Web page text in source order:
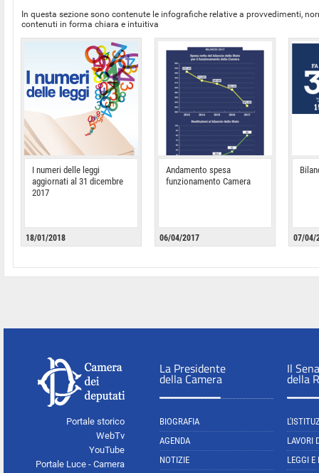
In questa sezione sono contenute le infografiche relative a provvedimenti,
contenuti in forma chiara e intuitiva
I numeri delle leggi
aggiornati al 31 dicembre
2017
18/01/2018
Andamento spesa
funzionamento Camera
06/04/2017 07/04/
Portale storico
WebTv
YouTube
Portale Luce - Camera
La Presidente
della Camera
BIOGRAFIA
AGENDA
NOTIZIE
Il
della
LAVORI
LEGGI E